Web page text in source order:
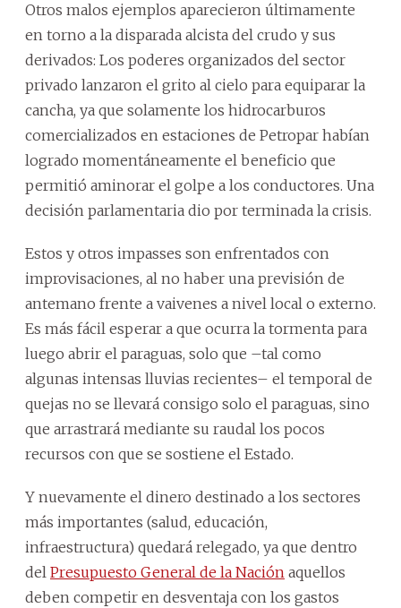
Otros malos ejemplos aparecieron últimamente
en torno a la disparada alcista del crudo y sus
derivados: Los poderes organizados del sector
privado lanzaron el grito al cielo para equiparar la
cancha, ya que solamente los hidrocarburos
comercializados en estaciones de Petropar habían
logrado momentáneamente el beneficio que
permitió aminorar el golpe a los conductores. Una
decisión parlamentaria dio por terminada la crisis.
Estos y otros impasses son enfrentados con
improvisaciones, al no haber una previsión de
antemano frente a vaivenes a nivel local o externo.
Es más fácil esperar a que ocurra la tormenta para
luego abrir el paraguas, solo que –tal como
algunas intensas lluvias recientes– el temporal de
quejas no se llevará consigo solo el paraguas, sino
que arrastrará mediante su raudal los pocos
recursos con que se sostiene el Estado.
Y nuevamente el dinero destinado a los sectores
más importantes (salud, educación,
infraestructura) quedará relegado, ya que dentro
del Presupuesto General de la Nación aquellos
deben competir en desventaja con los gastos